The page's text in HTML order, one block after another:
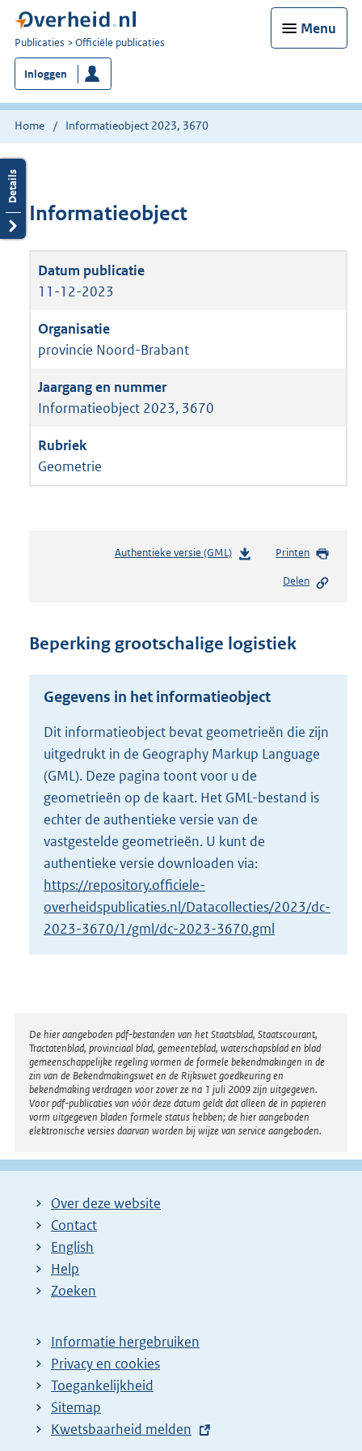
Menu
U
bent
nu
hier:
Publicaties Officiële publicaties
Inloggen
Home Informatieobject 2023, 3670
Informatieobject
11-12-2023
provincie Noord-Brabant
Informatieobject 2023, 3670
Geometrie
Authentieke versie (GML)b
n
s
r
o
t
t
e
1
6
K
Printen
Delen
Beperking grootschalige logistiek
Gegevens in het informatieobject
Dit informatieobject bevat geometrieën die zijn
uitgedrukt in de Geography Markup Language
(GML). Deze pagina toont voor u de
geometrieën op de kaart. Het GML-bestand is
echter de authentieke versie van de
vastgestelde geometrieën. U kunt de
authentieke versie downloaden via:
https://repository.officiele-
overheidspublicaties.nl/Datacollecties/2023/dc-
2023-3670/1/gml/dc-2023-3670.gml
Disclaimer
De hier aangeboden pdf-bestanden van het Staatsblad, Staatscourant,
Tractatenblad, provinciaal blad, gemeenteblad, waterschapsblad en blad
gemeenschappelijke regeling vormen de formele bekendmakingen in de
zin van de Bekendmakingswet en de Rijkswet goedkeuring en
bekendmaking verdragen voor zover ze na 1 juli 2009 zijn uitgegeven.
Voor pdf-publicaties van vóór deze datum geldt dat alleen de in papieren
vorm uitgegeven bladen formele status hebben; de hier aangeboden
elektronische versies daarvan worden bij wijze van service aangeboden.
Over deze website
Contact
English
Help
Zoeken
Informatie hergebruiken
Privacy en cookies
Toegankelijkheid
Sitemap
E
Kwetsbaarheid melden